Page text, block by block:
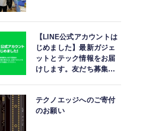
【LINE公式アカウントは
じめました】最新ガジェ
ットとテック情報をお届
けします。友だち募集
テクノエッジへのご寄付
のお願い